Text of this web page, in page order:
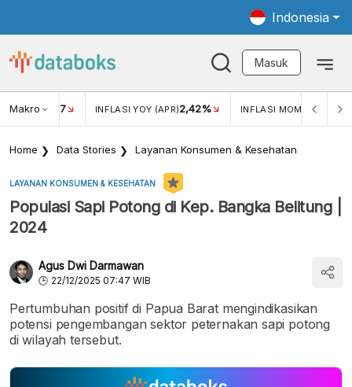
Indonesia
Masuk
Makro
USD/IDR 17 INFLASI YOY (APR)2,42% INFLASI MOM (MAR)
Home Data Stories Layanan Konsumen & Kesehatan
LAYANAN KONSUMEN & KESEHATAN
Populasi Sapi Potong di Kep. Bangka Belitung |
2024
Agus Dwi Darmawan
22/12/2025 07:47 WIB
Pertumbuhan positif di Papua Barat mengindikasikan
potensi pengembangan sektor peternakan sapi potong
di wilayah tersebut.